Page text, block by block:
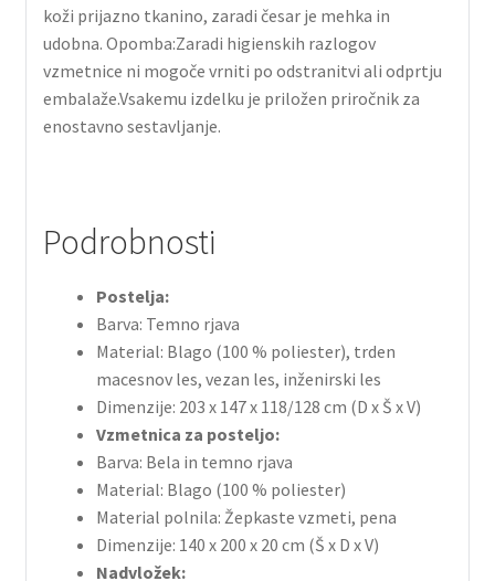
koži prijazno tkanino, zaradi česar je mehka in
udobna. Opomba:Zaradi higienskih razlogov
vzmetnice ni mogoče vrniti po odstranitvi ali odprtju
embalaže.Vsakemu izdelku je priložen priročnik za
enostavno sestavljanje.
Podrobnosti
Postelja:
Barva: Temno rjava
Material: Blago (100 % poliester), trden
macesnov les, vezan les, inženirski les
Dimenzije: 203 x 147 x 118/128 cm (D x Š x V)
Vzmetnica za posteljo:
Barva: Bela in temno rjava
Material: Blago (100 % poliester)
Material polnila: Žepkaste vzmeti, pena
Dimenzije: 140 x 200 x 20 cm (Š x D x V)
Nadvložek: